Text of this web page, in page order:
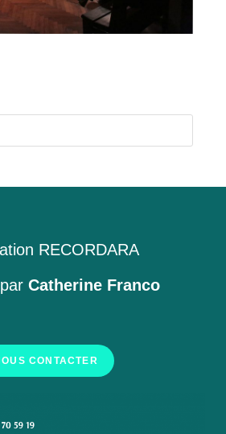
Press
to
search
RECORDARA
Catherine Franco
CONTACTER